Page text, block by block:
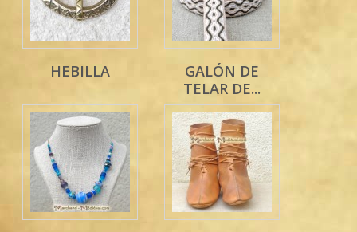
HEBILLA
GALÓN DE
TELAR DE...